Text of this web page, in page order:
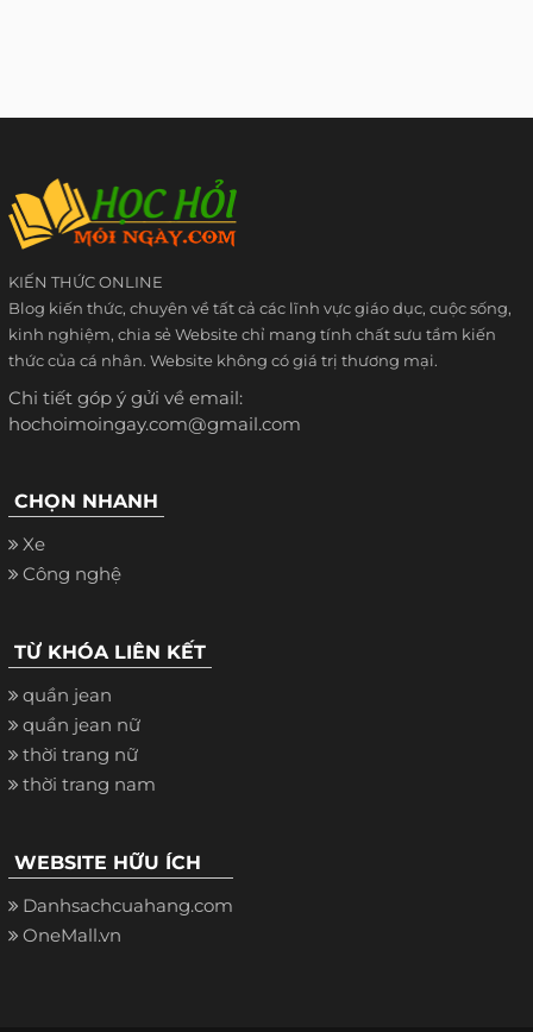
KIẾN THỨC ONLINE
Blog kiến thức, chuyên về tất cả các lĩnh vực giáo dục, cuộc sống,
kinh nghiệm, chia sẻ Website chỉ mang tính chất sưu tầm kiến
thức của cá nhân. Website không có giá trị thương mại.
Chi tiết góp ý gửi về email:
hochoimoingay.com@gmail.com
CHỌN NHANH
Xe
Công nghệ
TỪ KHÓA LIÊN KẾT
quần jean
quần jean nữ
thời trang nữ
thời trang nam
WEBSITE HỮU ÍCH
Danhsachcuahang.com
OneMall.vn